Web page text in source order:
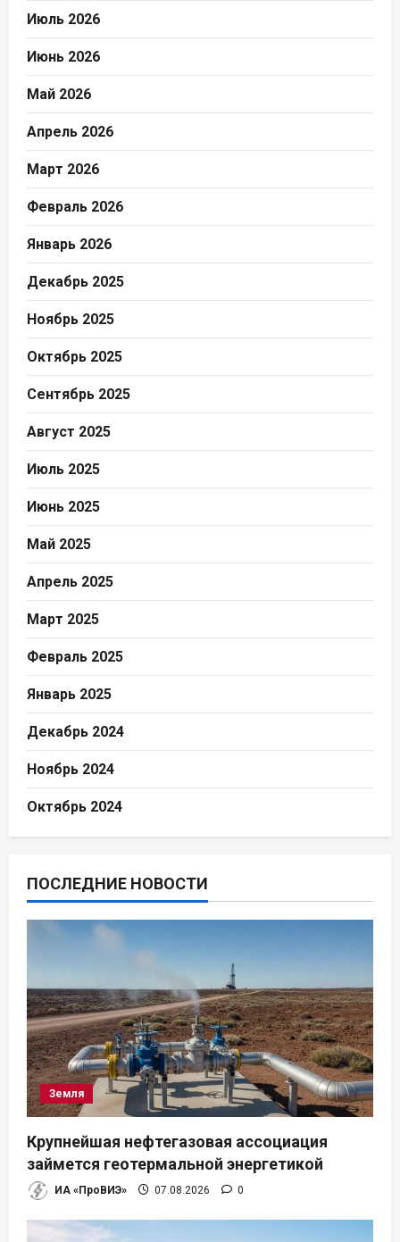
Июль 2026
Июнь 2026
Май 2026
Апрель 2026
Март 2026
Февраль 2026
Январь 2026
Декабрь 2025
Ноябрь 2025
Октябрь 2025
Сентябрь 2025
Август 2025
Июль 2025
Июнь 2025
Май 2025
Апрель 2025
Март 2025
Февраль 2025
Январь 2025
Декабрь 2024
Ноябрь 2024
Октябрь 2024
ПОСЛЕДНИЕ НОВОСТИ
Земля
Крупнейшая нефтегазовая ассоциация
займется геотермальной энергетикой
ИА «ПроВИЭ» 07.08.2026 0